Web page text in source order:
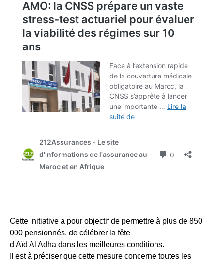
Cette initiative a pour objectif de permettre à plus de 850
000 pensionnés, de célébrer la fête
d’Aïd Al Adha dans les meilleures conditions.
Il est à préciser que cette mesure concerne toutes les